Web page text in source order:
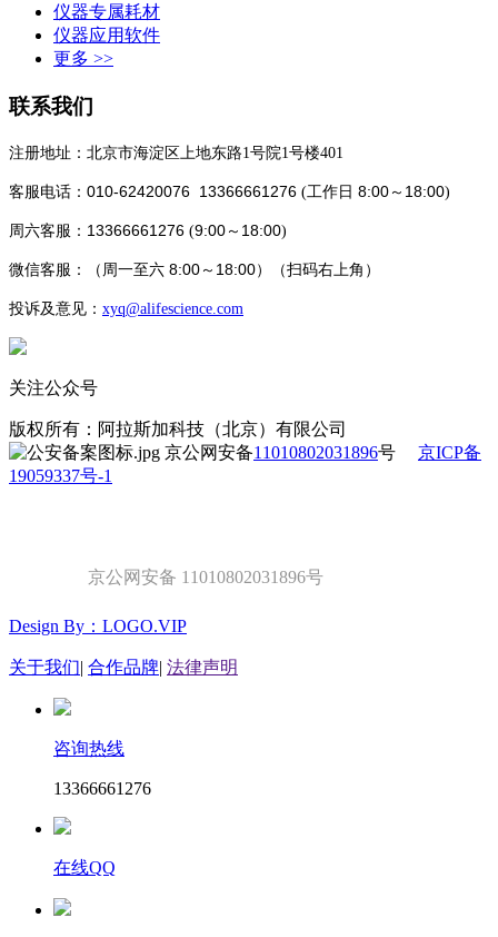
仪器专属耗材
仪器应用软件
更多 >>
联系我们
注册地址：北京市海淀区上地东路1号院1号楼401
客服电话： 010-62420076 13366661276 (工作日 8:00～18:00)
周六客服： 13366661276 (9:00～18:00)
微信客服： （ 周一至六 8:00～18:00）（扫码右上角）
投诉及意见： xyq@alifescience.com
关注公众号
版权所有：阿拉斯加科技（北京）有限公司
京公网安备11010802031896号 京ICP备
19059337号-1
京公网安备 11010802031896号
Design By：LOGO.VIP
关于我们| 合作品牌| 法律声明
咨询热线
13366661276
在线QQ